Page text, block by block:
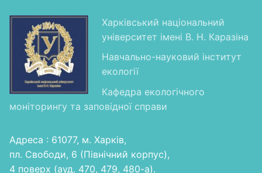
Харківський національний
університет імені В. Н. Каразіна
Навчально-науковий інститут
екології
Кафедра екологічного
моніторингу та заповідної справи
Адреса : 61077, м. Харків,
пл. Свободи, 6 (Північний корпус),
4 поверх (ауд. 470, 479, 480-а).